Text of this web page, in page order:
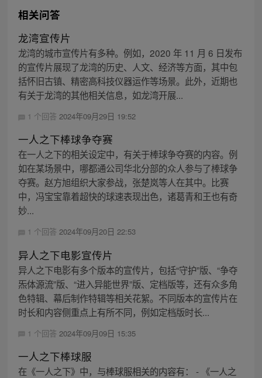
相关问答
龙湾宣传片
龙湾的城市宣传片有多种。例如，2020 年 11 月 6 日发布
的宣传片展现了龙湾的历史、人文、经济等方面，其中包
括怀旧古镇、精密高科技仪器运作等场景。此外，近期也
有关于龙湾的其他相关信息，如龙湾开展...
1 个回答 2024年09月29日 19:52
一人之下棒球争夺赛
在一人之下的相关设定中，有关于棒球争夺赛的内容。例
如在某场景中，哪都通公司华北分部的众人参与了棒球争
夺赛。赵方旭组织大家参战，张楚岚等人在其中。比赛
中，冯宝宝靠着超快的球速表现出色，诸葛青和王也有奇
妙...
1 个回答 2024年09月20日 22:53
异人之下电影宣传片
异人之下电影有多个版本的宣传片，包括“守护”版、“争夺
炁体源流”版、“进入异能世界”版、定档版等，还有众多角
色特辑、幕后制作特辑等相关花絮。不同版本的宣传片在
时长和内容侧重点上有所不同，例如定档版时长...
1 个回答 2024年09月09日 15:35
一人之下棒球服
在《一人之下》中，与棒球服相关的内容有： - 《一人之